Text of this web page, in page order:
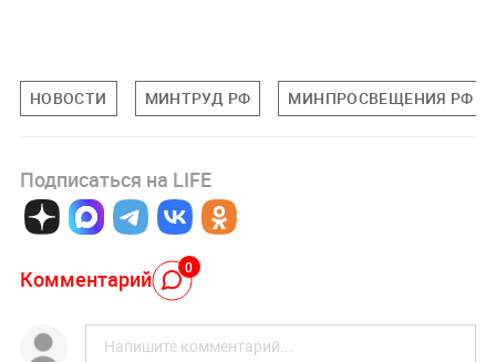
НОВОСТИ МИНТРУД РФ МИНПРОСВЕЩЕНИЯ РФ
Подписаться на LIFE
Комментарий 0